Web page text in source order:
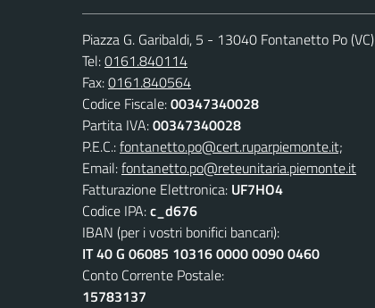
Piazza G. Garibaldi, 5 - 13040 Fontanetto Po (VC)
Tel:0161.840114
Fax:0161.840564
Codice Fiscale:00347340028
Partita IVA:00347340028
P.E.C.:fontanetto.po@cert.ruparpiemonte.it;
Email:fontanetto.po@reteunitaria.piemonte.it
Fatturazione Elettronica: UF7HO4
Codice IPA:c_d676
IBAN (per i vostri bonifici bancari):
IT 40 G 06085 10316 0000 0090 0460
Conto Corrente Postale:
15783137